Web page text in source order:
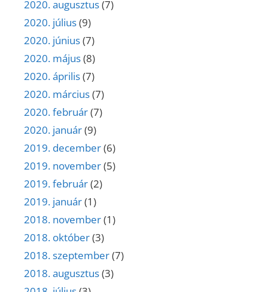
2020. augusztus(7)
2020. július(9)
2020. június(7)
2020. május(8)
2020. április(7)
2020. március(7)
2020. február(7)
2020. január(9)
2019. december(6)
2019. november(5)
2019. február(2)
2019. január(1)
2018. november(1)
2018. október(3)
2018. szeptember(7)
2018. augusztus(3)